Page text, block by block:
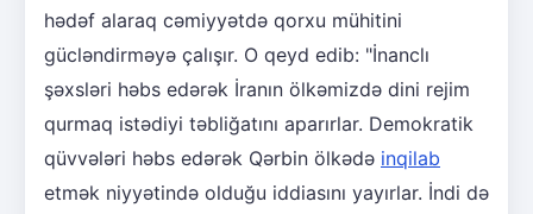
hədəf alaraq cəmiyyətdə qorxu mühitini
gücləndirməyə çalışır. O qeyd edib: "İnanclı
şəxsləri həbs edərək İranın ölkəmizdə dini rejim
qurmaq istədiyi təbliğatını aparırlar. Demokratik
qüvvələri həbs edərək Qərbin ölkədə inqilab
etmək niyyətində olduğu iddiasını yayırlar. İndi də